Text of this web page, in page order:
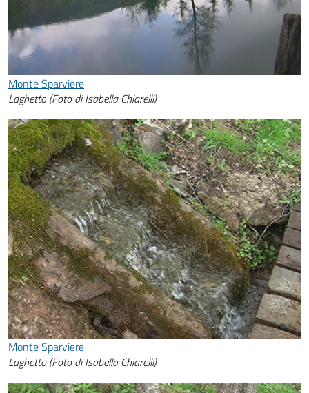
Monte Sparviere
Laghetto (Foto di Isabella Chiarelli)
Monte Sparviere
Laghetto (Foto di Isabella Chiarelli)